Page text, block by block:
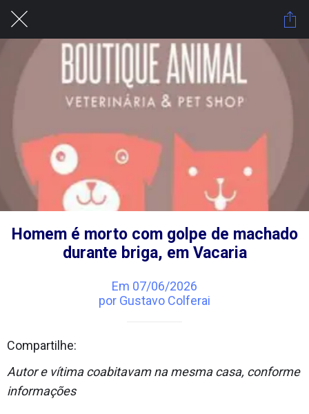
Homem é morto com golpe de machado
durante briga, em Vacaria
Em 07/06/2026
por Gustavo Colferai
Compartilhe:
Autor e vítima coabitavam na mesma casa, conforme
informações